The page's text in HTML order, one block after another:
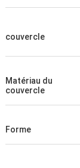
couvercle
Matériau du
couvercle
Forme